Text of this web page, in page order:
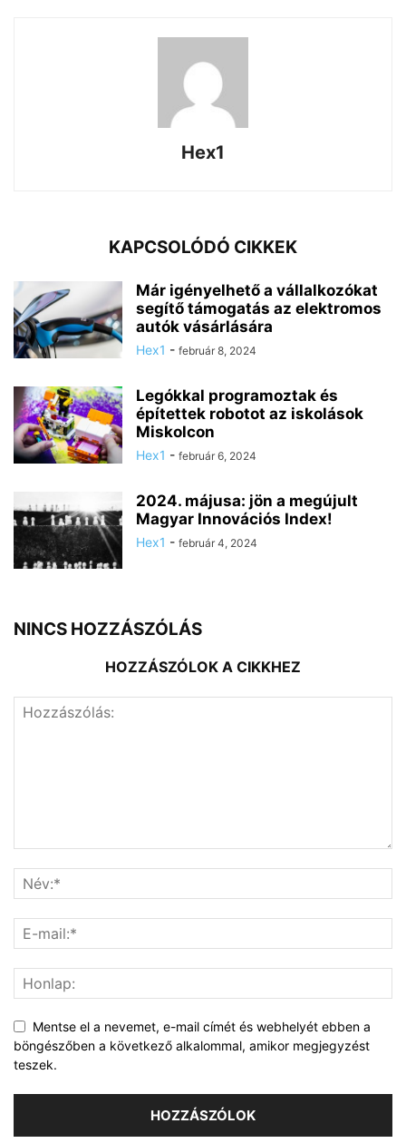
Hex1
KAPCSOLÓDÓ CIKKEK
Már igényelhető a vállalkozókat
segítő támogatás az elektromos
autók vásárlására
Hex1 - február 8, 2024
Legókkal programoztak és
építettek robotot az iskolások
Miskolcon
Hex1 - február 6, 2024
2024. májusa: jön a megújult
Magyar Innovációs Index!
Hex1 - február 4, 2024
NINCS HOZZÁSZÓLÁS
HOZZÁSZÓLOK A CIKKHEZ
Mentse el a nevemet, e-mail címét és webhelyét ebben a
böngészőben a következő alkalommal, amikor megjegyzést
teszek.